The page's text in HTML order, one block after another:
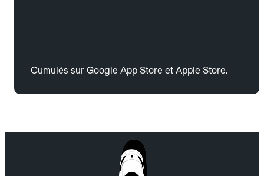
Cumulés sur Google App Store et Apple Store.